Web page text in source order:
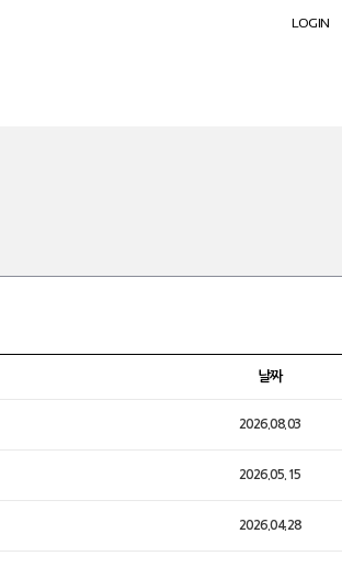
LOGIN
날짜
2026.08.03
2026.05.15
2026.04.28